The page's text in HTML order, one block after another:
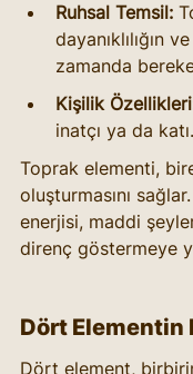
Ruhsal Temsil:
dayanıklılığın
zamanda
Kişilik
inatçı ya da katı.
Toprak elementi,
oluşturmasını
enerjisi, maddi
direnç göstermeye
Dört Elementin
Dört element,